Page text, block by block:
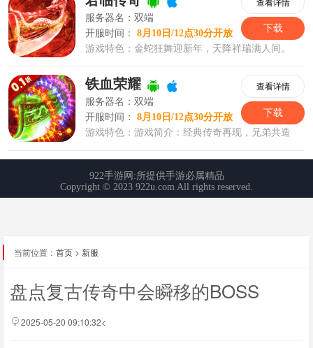
当前位置： 首页 > 新服
盘点复古传奇中会瞬移的BOSS
2025-05-20 09:10:32<